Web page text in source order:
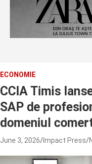
ECONOMIE
CCIA Timis
SAP de
domeniul
June 3, 2026 Impact Press